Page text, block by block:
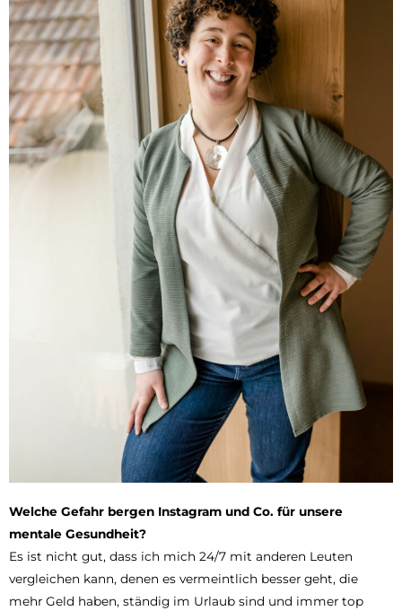
Welche Gefahr bergen Instagram und Co. für unsere
mentale Gesundheit?
Es ist nicht gut, dass ich mich 24/7 mit anderen Leuten
vergleichen kann, denen es vermeintlich besser geht, die
mehr Geld haben, ständig im Urlaub sind und immer top